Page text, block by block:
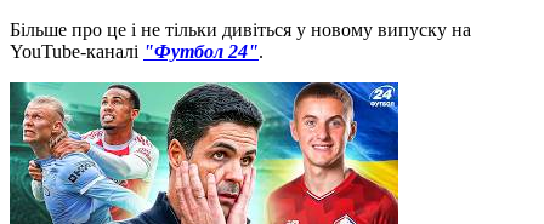
Більше про це і не тільки дивіться у новому випуску на
YouTube-каналі "Футбол 24".